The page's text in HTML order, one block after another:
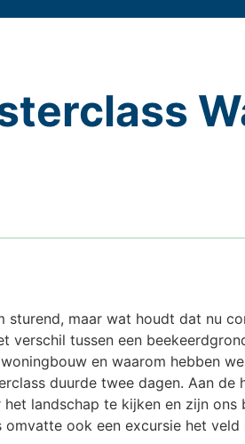
sturend, maar wat houdt dat nu
verschil tussen een
en waarom hebben
duurde twee dagen. Aan de
landschap te kijken en zijn ons
omvatte ook een excursie het